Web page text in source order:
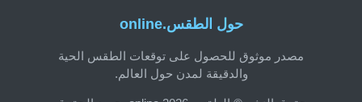
حول الطقس.online
مصدر موثوق للحصول على توقعات الطقس الحية
والدقيقة لمدن حول العالم.